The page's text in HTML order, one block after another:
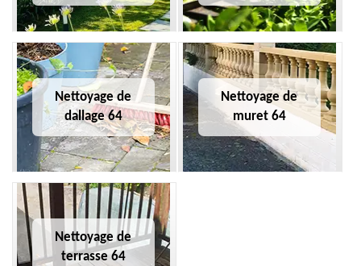
Nettoyage de
dallage 64
Nettoyage de
muret 64
Nettoyage de
terrasse 64